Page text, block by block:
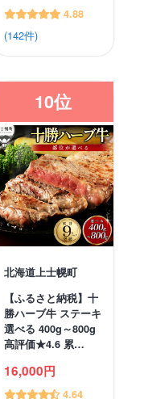
4.88
(142件)
10位
北海道上士幌町
【ふるさと納税】十
勝ハーブ牛 ステーキ
選べる 400g～800g
高評価★4.6 累…
16,000円
4.64